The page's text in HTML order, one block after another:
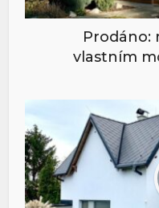
Prodáno:
vlastním